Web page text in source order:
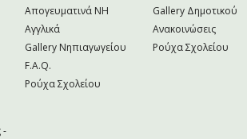
-
Απογευματινά NH
Αγγλικά
Gallery Νηπιαγωγείου
F.A.Q.
Ρούχα Σχολείου
Gallery Δημοτικού
Ανακοινώσεις
Ρούχα Σχολείου